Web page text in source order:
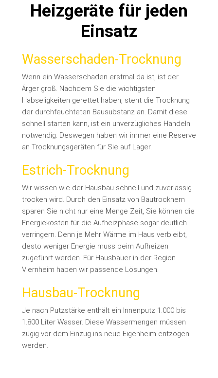
Heizgeräte für jeden
Einsatz
Wasserschaden-Trocknung
Wenn ein Wasserschaden erstmal da ist, ist der
Ärger groß. Nachdem Sie die wichtigsten
Habseligkeiten gerettet haben, steht die Trocknung
der durchfeuchteten Bausubstanz an. Damit diese
schnell starten kann, ist ein unverzügliches Handeln
notwendig. Deswegen haben wir immer eine Reserve
an Trocknungsgeräten für Sie auf Lager.
Estrich-Trocknung
Wir wissen wie der Hausbau schnell und zuverlässig
trocken wird. Durch den Einsatz von Bautrocknern
sparen Sie nicht nur eine Menge Zeit, Sie können die
Energiekosten für die Aufheizphase sogar deutlich
verringern. Denn je Mehr Wärme im Haus verbleibt,
desto weniger Energie muss beim Aufheizen
zugeführt werden. Für Hausbauer in der Region
Viernheim haben wir passende Lösungen.
Hausbau-Trocknung
Je nach Putzstärke enthält ein Innenputz 1.000 bis
1.800 Liter Wasser. Diese Wassermengen müssen
zügig vor dem Einzug ins neue Eigenheim entzogen
werden.